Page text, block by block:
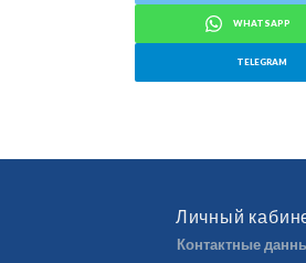
WHATSAPP
TELEGRAM
Личный
Контактные